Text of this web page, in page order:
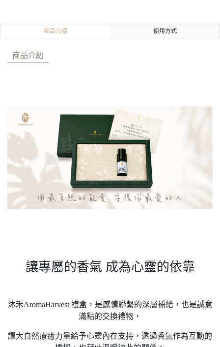
商品介紹 使用方式
商品介紹
讓專屬的香氣 成為心靈的依靠
沐禾AromaHarvest 禮盒，是感情聯繫的深層補給，也是誠意
滿點的交換禮物，
讓大自然療癒力量給予心靈內在支持，透過香氣作為互動的